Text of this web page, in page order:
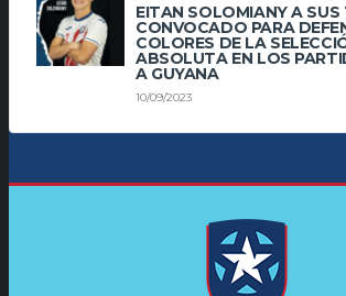
EITAN SOLOMIANY A SUS
CONVOCADO PARA
COLORES DE LA
ABSOLUTA EN LOS
A GUYANA
10/09/2023